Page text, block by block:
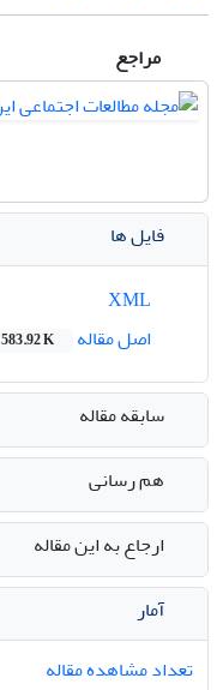
مراجع
فایل ها
اصل مقاله
583.92 K
سابقه مقاله
هم رسانی
ارجاع به این مقاله
آمار
تعداد مشاهده مقاله